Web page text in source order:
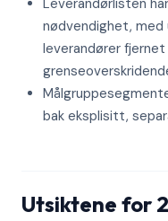
Leverandørlisten
nødvendighet,
leverandører
bak eksplisitt,
Utsiktene for